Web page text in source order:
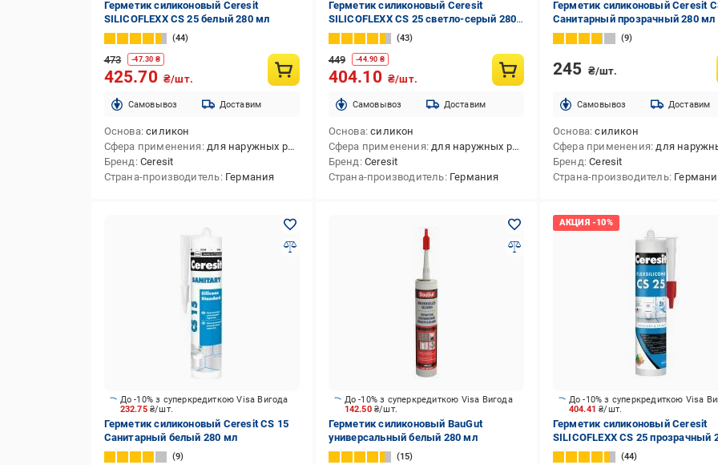
Герметик силиконовый Ceresit
SILICOFLEXX CS 25 белый 280 мл
44
473 -47.30 ₴
425.70 ₴/шт.
Cамовывоз Доставим
Основа силикон
Сфера применения для наружных работ,для внутренних работ,для внутренних и наружных работ
Бренд Ceresit
Страна-производитель Германия
Герметик силиконовый Ceresit
SILICOFLEXX CS 25 светло-серый 280
мл
43
449 -44.90 ₴
404.10 ₴/шт.
Cамовывоз Доставим
Основа силикон
Сфера применения для наружных работ,для внутренних работ,для внутренних и наружных работ
Бренд Ceresit
Страна-производитель Германия
Герметик силиконовый Ceresit
Санитарный прозрачный 280 мл
9
245 ₴/шт.
Cамовывоз Доставим
Основа силикон
Сфера применения для наружных работ,для внутренних работ,для
Бренд Ceresit
Страна-производитель
232.75 ₴/шт.
До -10% з суперкредиткою Visa Вигода
Герметик силиконовый Ceresit CS 15
Санитарный белый 280 мл
9
142.50₴/шт.
До -10% з суперкредиткою Visa Вигода
Герметик силиконовый BauGut
универсальный белый 280 мл
15
404.41₴/шт.
До -10% з суперкредиткою Visa
Герметик силиконовый Ceresit
SILICOFLEXX CS 25 прозрачный
44